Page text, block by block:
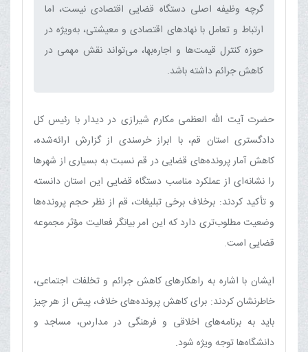
گرچه وظیفه اصلی دستگاه قضایی اقتصادی نیست، اما
ارتباط و تعامل با نهادهای اقتصادی و معیشتی، به‌ویژه در
حوزه کنترل قیمت‌ها و اجاره‌بها، می‌تواند نقش مهمی در
کاهش جرائم داشته باشد.‌
حضرت آیت الله العظمی مکارم شیرازی در دیدار با رئیس کل
دادگستری استان قم، با ابراز خرسندی از گزارش ارائه‌شده،
کاهش آمار پرونده‌های قضایی در قم نسبت به بسیاری از شهرها
را نشانه‌ای از عملکرد مناسب دستگاه قضایی این استان دانسته
و تأکید کردند: برخلاف برخی تبلیغات، قم از نظر حجم پرونده‌ها
وضعیت مطلوب‌تری دارد که این امر بیانگر فعالیت مؤثر مجموعه
قضایی است.
ایشان با اشاره به راهکارهای کاهش جرائم و تخلفات اجتماعی،
خاطرنشان کردند: برای کاهش پرونده‌های خلاف، پیش از هر چیز
باید به برنامه‌های اخلاقی و فرهنگی در مدارس، مساجد و
دانشگاه‌ها توجه ویژه شود.